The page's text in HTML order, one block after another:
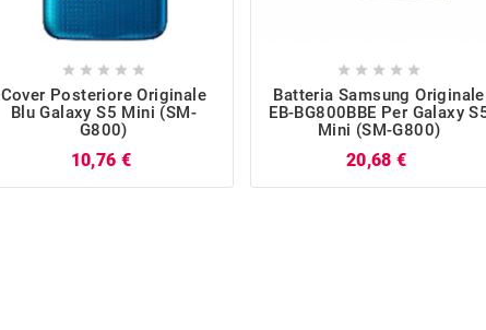
    
Cover Posteriore Originale
Blu Galaxy S5 Mini (SM-
G800)
10,76 €
    
Batteria Samsung Originale
EB-BG800BBE Per Galaxy
Mini (SM-G800)
20,68 €